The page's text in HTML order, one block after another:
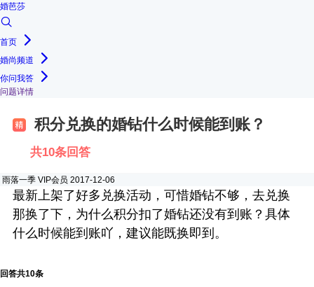
婚芭莎
首页
婚尚频道
你问我答
问题详情
积分兑换的婚钻什么时候能到账？
共10条回答
雨落一季 VIP会员 2017-12-06
最新上架了好多兑换活动，可惜婚钻不够，去兑换
那换了下，为什么积分扣了婚钻还没有到账？具体
什么时候能到账吖，建议能既换即到。
回答共10条